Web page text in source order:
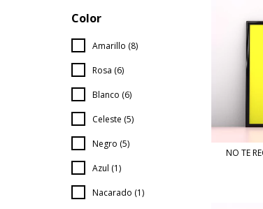
Color
Amarillo (8)
Rosa (6)
Blanco (6)
Celeste (5)
Negro (5)
Azul (1)
Nacarado (1)
NO TE